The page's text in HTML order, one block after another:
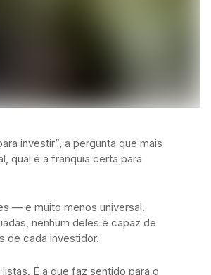
investir”, a pergunta que mais
qual é a franquia certa para
— e muito menos universal.
nenhum deles é capaz de
de cada investidor.
É a que faz sentido para o